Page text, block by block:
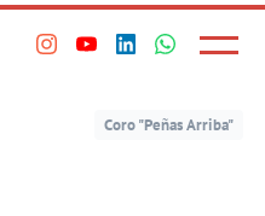
VisitaVisita
perfil
Visita
perfil
Visita
perfil
Menú
Coro "Peñas Arriba"